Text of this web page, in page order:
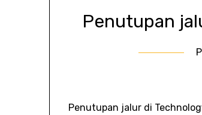
Penutupan
Penutupan jalur di